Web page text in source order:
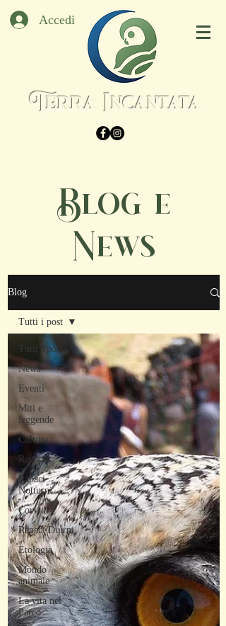
Accedi
Terra Incantata
Blog
Tutti i post
News
Eventi
Miti e
leggende
Cultura
Rapaci
Rapaci
Notturni
Corvidi
Rapaci Diurni
Etologia
Mondo
animale
La vita nel
Parco
Tutti i post
Blog e
News